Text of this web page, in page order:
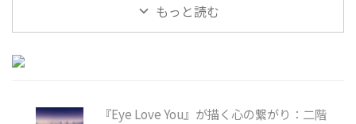
に、拡張現実（AR）技術は、現
高い体験を可能にしています。今
回注目するのは、都市伝説として
もっと読む
『Eye Love You』が描く心の繋がり：二階